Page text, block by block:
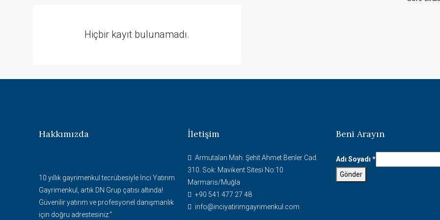
Hiçbir kayıt bulunamadı.
Hakkımızda
10 yıllık gayrimenkul tecrübesiyle İnci Yatırım
Gayrimenkul, artık DN Grup çatısı altında!
Güvenilir yatırım ve profesyonel danışmanlık
için doğru adrestesiniz."
İletişim
Armutalan Mah. Şehit Ahmet Benler Cad.
310. Sok: Mavikent Sitesi No:10
Marmaris/Muğla
+90 541 477 27 48
info@inciyatirimgayrimenkul.com
Beni Arayın
Adı
Telefon
Yerleşim
Adı Soyadı *
Gönder